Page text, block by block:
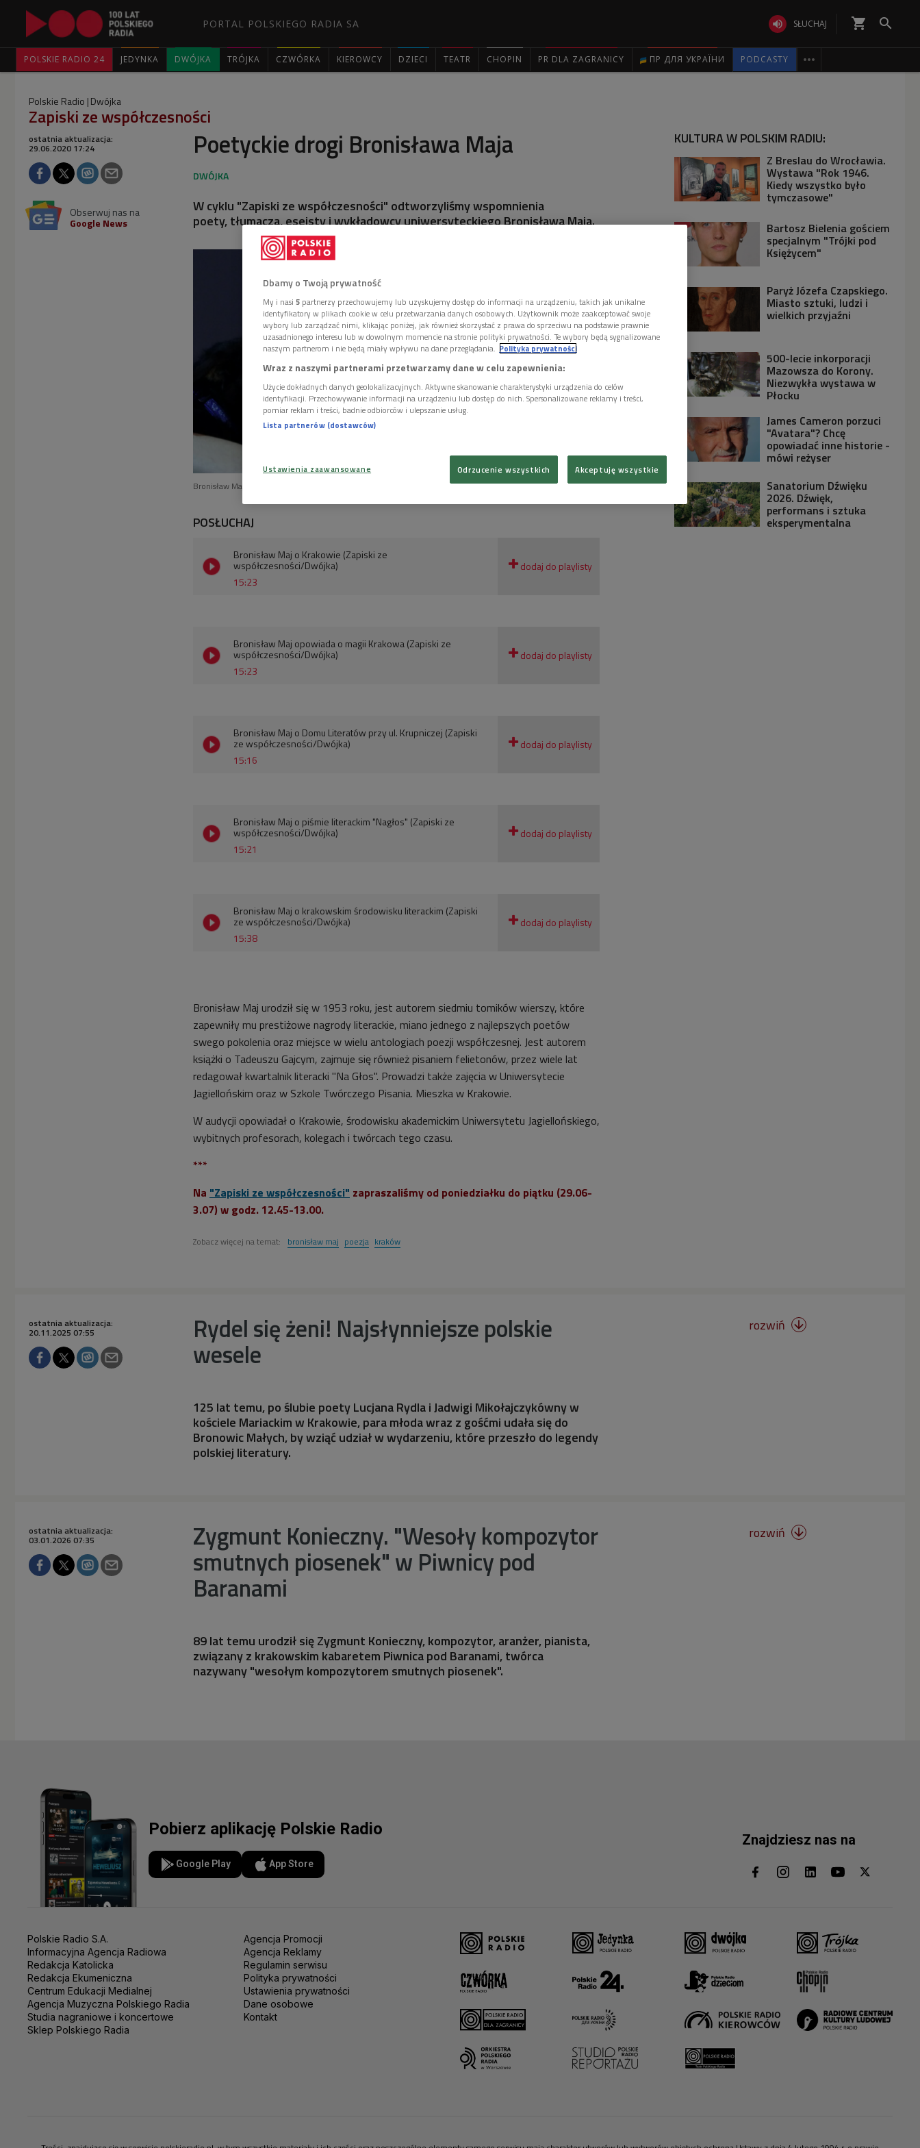
PORTAL POLSKIEGO RADIA SA  SŁUCHAJ shopping_cart 
POLSKIE RADIO 24 JEDYNKA DWÓJKA TRÓJKA CZWÓRKA KIEROWCY DZIECI TEATR CHOPIN PR DLA ZAGRANICY ПР ДЛЯ УКРАЇНИ PODCASTY 
Polskie Radio Dwójka
Zapiski ze współczesności
Poetyckie drogi Bronisława Maja
ostatnia aktualizacja:
29.06.2020 17:24
Obserwuj nas na
Google News
W cyklu "Zapiski ze współczesności" odtworzyliśmy wspomnienia
poety, tłumacza, eseisty i wykładowcy uniwersyteckiego Bronisława Maja.
Bronisław Maj
POSŁUCHAJ
15:23
Bronisław Maj o Krakowie (Zapiski ze
współczesności/Dwójka)
15:23
Bronisław Maj opowiada o magii Krakowa (Zapiski ze
współczesności/Dwójka)
15:16
Bronisław Maj o Domu Literatów przy ul. Krupniczej (Zapiski
ze współczesności/Dwójka)
15:21
Bronisław Maj o piśmie literackim "Nagłos" (Zapiski ze
współczesności/Dwójka)
15:38
Bronisław Maj o krakowskim środowisku literackim (Zapiski
ze współczesności/Dwójka)
Bronisław Maj urodził się w 1953 roku, jest autorem siedmiu tomików wierszy, które
zapewniły mu prestiżowe nagrody literackie, miano jednego z najlepszych poetów
swego pokolenia oraz miejsce w wielu antologiach poezji współczesnej. Jest autorem
książki o Tadeuszu Gajcym, zajmuje się również pisaniem felietonów, przez wiele lat
redagował kwartalnik literacki "Na Głos". Prowadzi także zajęcia w Uniwersytecie
Jagiellońskim oraz w Szkole Twórczego Pisania. Mieszka w Krakowie.
W audycji opowiadał o Krakowie, środowisku akademickim Uniwersytetu Jagiellońskiego,
wybitnych profesorach, kolegach i twórcach tego czasu.
***
Na "Zapiski ze współczesności" zapraszaliśmy od poniedziałku do piątku (29.06-
3.07) w godz. 12.45-13.00.
Zobacz więcej na temat: bronisław maj poezja kraków
KULTURA W POLSKIM RADIU:
Z Breslau do Wrocławia.
Wystawa "Rok 1946.
Kiedy wszystko było
tymczasowe"
Bartosz Bielenia gościem
specjalnym "Trójki pod
Księżycem"
Paryż Józefa Czapskiego.
Miasto sztuki, ludzi i
wielkich przyjaźni
500-lecie inkorporacji
Mazowsza do Korony.
Niezwykła wystawa w
Płocku
James Cameron porzuci
"Avatara"? Chcę
opowiadać inne historie -
mówi reżyser
Sanatorium Dźwięku
2026. Dźwięk,
performans i sztuka
eksperymentalna
Rydel się żeni! Najsłynniejsze polskie
wesele
ostatnia aktualizacja:
20.11.2025 07:55
125 lat temu, po ślubie poety Lucjana Rydla i Jadwigi Mikołajczykówny w
kościele Mariackim w Krakowie, para młoda wraz z gośćmi udała się do
Bronowic Małych, by wziąć udział w wydarzeniu, które przeszło do legendy
polskiej literatury.
rozwiń 
Zygmunt Konieczny. "Wesoły kompozytor
smutnych piosenek" w Piwnicy pod
Baranami
ostatnia aktualizacja:
03.01.2026 07:35
89 lat temu urodził się Zygmunt Konieczny, kompozytor, aranżer, pianista,
związany z krakowskim kabaretem Piwnica pod Baranami, twórca
nazywany "wesołym kompozytorem smutnych piosenek".
rozwiń 
Pobierz aplikację Polskie Radio
Google Play App Store
Znajdziesz nas na
Polskie Radio S.A.
Informacyjna Agencja Radiowa
Redakcja Katolicka
Redakcja Ekumeniczna
Centrum Edukacji Medialnej
Agencja Muzyczna Polskiego Radia
Studia nagraniowe i koncertowe
Sklep Polskiego Radia
Agencja Promocji
Agencja Reklamy
Regulamin serwisu
Polityka prywatności
Ustawienia prywatności
Dane osobowe
Kontakt
Dbamy o Twoją prywatność
My i nasi 5 partnerzy przechowujemy lub uzyskujemy dostęp do informacji na urządzeniu, takich jak unikalne
identyfikatory w plikach cookie w celu przetwarzania danych osobowych. Użytkownik może zaakceptować swoje
wybory lub zarządzać nimi, klikając poniżej, jak również skorzystać z prawa do sprzeciwu na podstawie prawnie
uzasadnionego interesu lub w dowolnym momencie na stronie polityki prywatności. Te wybory będą sygnalizowane
naszym partnerom i nie będą miały wpływu na dane przeglądania. Polityka prywatności
Wraz z naszymi partnerami przetwarzamy dane w celu zapewnienia:
Użycie dokładnych danych geolokalizacyjnych. Aktywne skanowanie charakterystyki urządzenia do celów
identyfikacji. Przechowywanie informacji na urządzeniu lub dostęp do nich. Spersonalizowane reklamy i treści,
pomiar reklam i treści, badnie odbiorców i ulepszanie usług.
Lista partnerów (dostawców)
Ustawienia zaawansowane Odrzucenie wszystkich Akceptuję wszystkie